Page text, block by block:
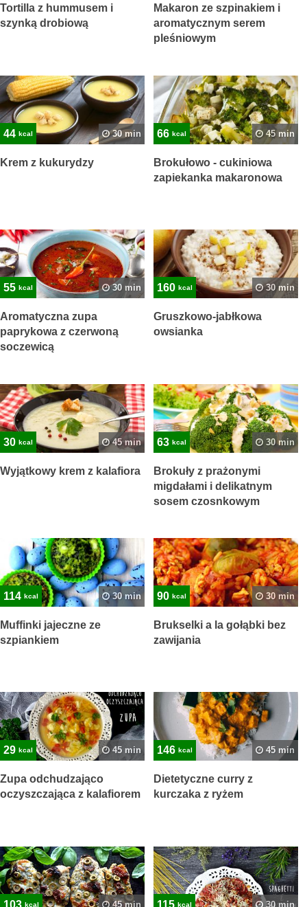
Tortilla z hummusem i
szynką drobiową
Makaron ze szpinakiem i
aromatycznym serem
pleśniowym
44 kcal 30 min
Krem z kukurydzy
66 kcal 45 min
Brokułowo - cukiniowa
zapiekanka makaronowa
55 kcal 30 min
Aromatyczna zupa
paprykowa z czerwoną
soczewicą
160 kcal 30 min
Gruszkowo-jabłkowa
owsianka
30 kcal 45 min
Wyjątkowy krem z kalafiora
63 kcal 30 min
Brokuły z prażonymi
migdałami i delikatnym
sosem czosnkowym
114 kcal 30 min
Muffinki jajeczne ze
szpiankiem
90 kcal 30 min
Brukselki a la gołąbki bez
zawijania
29 kcal 45 min
Zupa odchudzająco
oczyszczająca z kalafiorem
146 kcal 45 min
Dietetyczne curry z
kurczaka z ryżem
103 kcal 45 min 115 kcal 30 min